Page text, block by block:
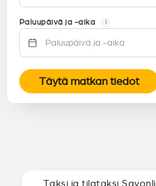
Paluupäivä ja -aika i
Täytä matkan tiedot
Taksi ja tilataksi